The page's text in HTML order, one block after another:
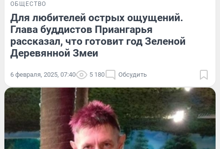
ОБЩЕСТВО
Для любителей острых ощущений.
Глава буддистов Приангарья
рассказал, что готовит год Зеленой
Деревянной Змеи
6 февраля, 2025, 07:40 5 180 Обсудить